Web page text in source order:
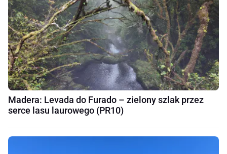
Madera: Levada do Furado – zielony szlak przez
serce lasu laurowego (PR10)